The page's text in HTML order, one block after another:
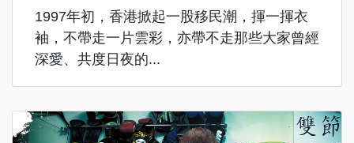
1997年初，香港掀起一股移民潮，揮一揮衣
袖，不帶走一片雲彩，亦帶不走那些大家曾經
深愛、共度日夜的...